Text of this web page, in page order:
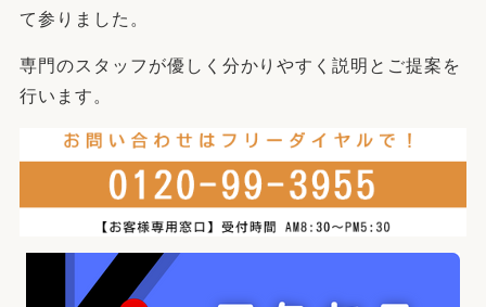
て参りました。
専門のスタッフが優しく分かりやすく説明とご提案を
行います。